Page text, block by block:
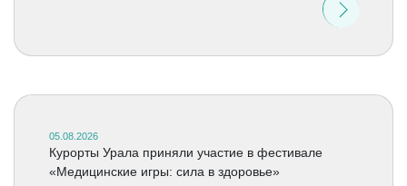
05.08.2026
Курорты Урала приняли участие в фестивале
«Медицинские игры: сила в здоровье»